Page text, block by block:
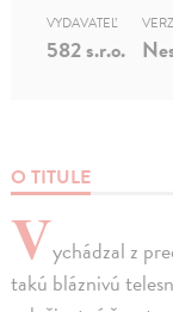
O TITULE
Vychádzal z
takú bláznivú
VYDAVATEĽ
582 s.r.o.